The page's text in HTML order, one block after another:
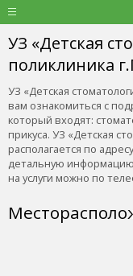
УЗ «Детская
поликлиника
УЗ «Детская
вам ознакомиться с
который входят:
прикуса. УЗ «Детская
располагается по
детальную
на услуги можно по